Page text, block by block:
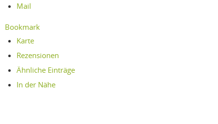
Mail
Bookmark
Karte
Rezensionen
Ähnliche Einträge
In der Nähe